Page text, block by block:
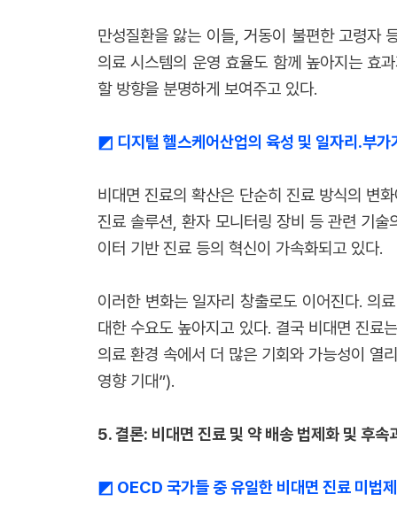
만성질환을 앓는 이들, 거동이 불편한 고령자
의료 시스템의 운영 효율도 함께 높아지는 효
할 방향을 분명하게 보여주고 있다.
◩ 디지털 헬스케어산업의 육성 및 일자리․부가
비대면 진료의 확산은 단순히 진료 방식의 변
진료 솔루션, 환자 모니터링 장비 등 관련 기
이터 기반 진료 등의 혁신이 가속화되고 있다.
이러한 변화는 일자리 창출로도 이어진다. 의
대한 수요도 높아지고 있다. 결국 비대면 진료
의료 환경 속에서 더 많은 기회와 가능성이
영향 기대”).
5.결론: 비대면 진료 및 약 배송 법제화 및 후속
◩ OECD 국가들 중 유일한 비대면 진료 미법